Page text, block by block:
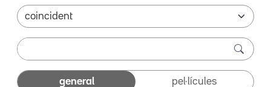
general pel·lícules